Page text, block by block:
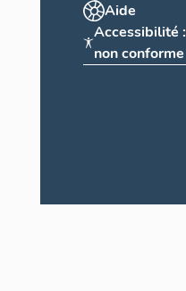
Aide
Accessibilité :
non conforme